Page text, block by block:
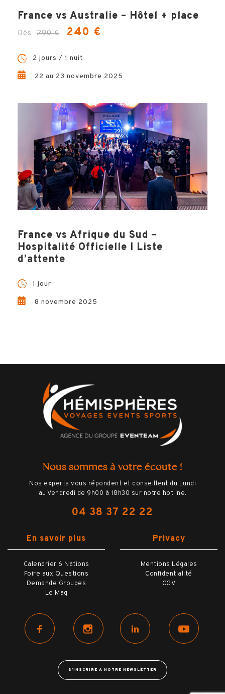
HÔTELS
INFOS PRATIQUES
Questions, conseils, devis … Hémisphères Voyages vous
garantit un accompagnement unique et sur-mesure dans la
préparation de votre voyage. Natacha est la spécialiste à
votre écoute et à vos côté à chaque étape de votre projet,
pour un séjour inoubliable !
France vs Australie – Hôtel + place
Dès 290 € 240 €
2 jours / 1 nuit
22 au 23 novembre 2025
France vs Afrique du Sud –
Hospitalité Officielle I Liste
d’attente
1 jour
8 novembre 2025
Nous sommes à votre écoute !
Nos experts vous répondent et conseillent du Lundi
au Vendredi de 9h00 à 18h30 sur notre hotline.
04 38 37 22 22
En savoir plus
Calendrier 6 Nations
Foire aux Questions
Demande Groupes
Le Mag
Privacy
Mentions Légales
Confidentialité
CGV
S'INSCRIRE A NOTRE NEWSLETTER